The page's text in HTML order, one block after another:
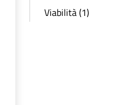
Viabilità (1)